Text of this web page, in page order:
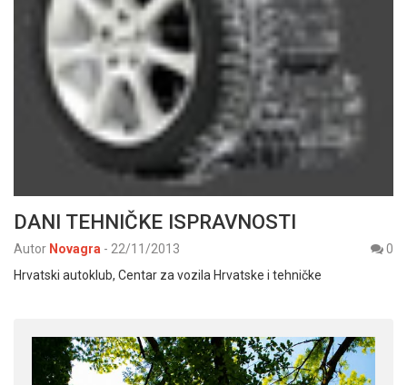
DANI TEHNIČKE ISPRAVNOSTI
Autor Novagra - 22/11/2013
0
Hrvatski autoklub, Centar za vozila Hrvatske i tehničke